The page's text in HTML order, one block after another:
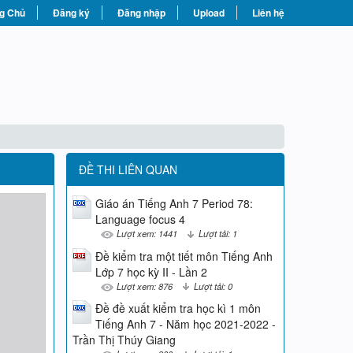
Chủ Đăng ký Đăng nhập Upload Liên hệ
ĐỀ THI LIÊN QUAN
Giáo án Tiếng Anh 7 Period 78:
Language focus 4
Lượt xem: 1441 Lượt tải: 1
Đề kiểm tra một tiết môn Tiếng Anh
Lớp 7 học kỳ II - Lần 2
Lượt xem: 876 Lượt tải: 0
Đề đề xuất kiểm tra học kì 1 môn
Tiếng Anh 7 - Năm học 2021-2022 -
Trần Thị Thúy Giang